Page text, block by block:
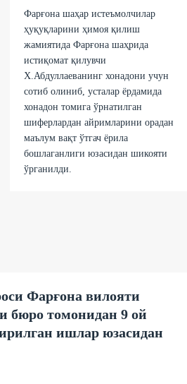
Фарғона шаҳар истеъмолчилар
ҳуқуқларини ҳимоя қилиш
жамиятида Фарғона шаҳрида
истиқомат қилувчи
Х.Абдуллаеванинг хонадони учун
сотиб олиниб, усталар ёрдамида
хонадон томига ўрнатилган
шиферлардан айримларини орадан
маълум вақт ўтгач ёрила
бошлаганлиги юзасидан шикояти
ўрганилди.
Фарғона вилояти
бюро томонидан 9 ой
ишлар юзасидан